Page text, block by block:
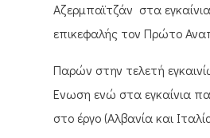
Αζερμπαϊτζάν στα
επικεφαλής τον Πρώτο
Παρών στην τελετή
Ένωση ενώ στα εγκαίνια
στο έργο (Αλβανία και